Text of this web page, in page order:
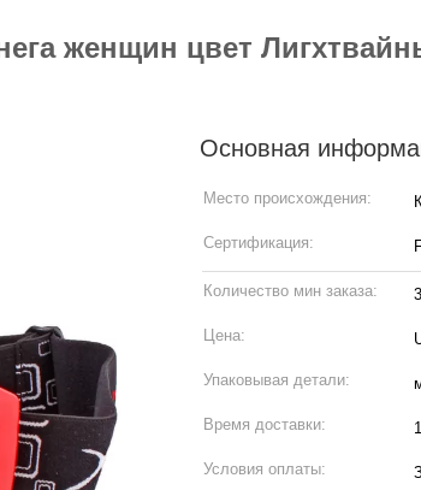
женщин цвет
Основная
Место происхождения:
Сертификация:
Количество мин заказа:
Цена:
Упаковывая детали:
Время доставки:
Условия оплаты: